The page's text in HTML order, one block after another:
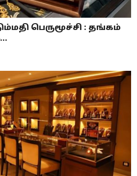
பெருமூச்சி : தங்கம்